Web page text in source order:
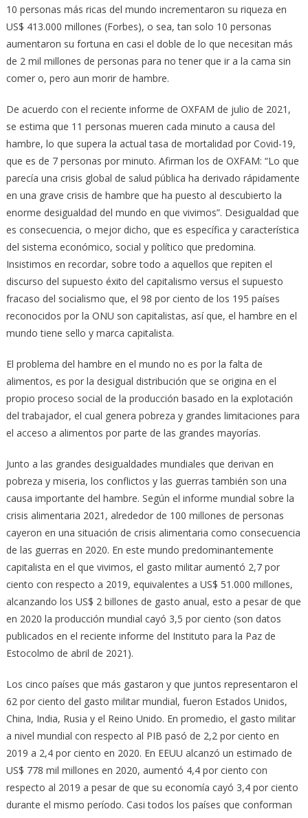
10 personas más ricas del mundo incrementaron su riqueza en
US$ 413.000 millones (Forbes), o sea, tan solo 10 personas
aumentaron su fortuna en casi el doble de lo que necesitan más
de 2 mil millones de personas para no tener que ir a la cama sin
comer o, pero aun morir de hambre.
De acuerdo con el reciente informe de OXFAM de julio de 2021,
se estima que 11 personas mueren cada minuto a causa del
hambre, lo que supera la actual tasa de mortalidad por Covid-19,
que es de 7 personas por minuto. Afirman los de OXFAM: “Lo que
parecía una crisis global de salud pública ha derivado rápidamente
en una grave crisis de hambre que ha puesto al descubierto la
enorme desigualdad del mundo en que vivimos”. Desigualdad que
es consecuencia, o mejor dicho, que es específica y característica
del sistema económico, social y político que predomina.
Insistimos en recordar, sobre todo a aquellos que repiten el
discurso del supuesto éxito del capitalismo versus el supuesto
fracaso del socialismo que, el 98 por ciento de los 195 países
reconocidos por la ONU son capitalistas, así que, el hambre en el
mundo tiene sello y marca capitalista.
El problema del hambre en el mundo no es por la falta de
alimentos, es por la desigual distribución que se origina en el
propio proceso social de la producción basado en la explotación
del trabajador, el cual genera pobreza y grandes limitaciones para
el acceso a alimentos por parte de las grandes mayorías.
Junto a las grandes desigualdades mundiales que derivan en
pobreza y miseria, los conflictos y las guerras también son una
causa importante del hambre. Según el informe mundial sobre la
crisis alimentaria 2021, alrededor de 100 millones de personas
cayeron en una situación de crisis alimentaria como consecuencia
de las guerras en 2020. En este mundo predominantemente
capitalista en el que vivimos, el gasto militar aumentó 2,7 por
ciento con respecto a 2019, equivalentes a US$ 51.000 millones,
alcanzando los US$ 2 billones de gasto anual, esto a pesar de que
en 2020 la producción mundial cayó 3,5 por ciento (son datos
publicados en el reciente informe del Instituto para la Paz de
Estocolmo de abril de 2021).
Los cinco países que más gastaron y que juntos representaron el
62 por ciento del gasto militar mundial, fueron Estados Unidos,
China, India, Rusia y el Reino Unido. En promedio, el gasto militar
a nivel mundial con respecto al PIB pasó de 2,2 por ciento en
2019 a 2,4 por ciento en 2020. En EEUU alcanzó un estimado de
US$ 778 mil millones en 2020, aumentó 4,4 por ciento con
respecto al 2019 a pesar de que su economía cayó 3,4 por ciento
durante el mismo período. Casi todos los países que conforman